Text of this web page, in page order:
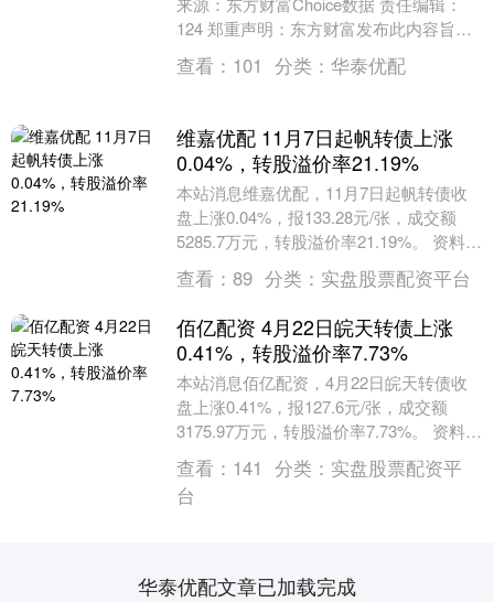
124 郑重声明：东方财富发布此内容旨在
传播更多信息，与本站立场无关，....
查看： 101 分类： 华泰优配
维嘉优配 11月7日起帆转债上涨
0.04%，转股溢价率21.19%
本站消息维嘉优配，11月7日起帆转债收
盘上涨0.04%，报133.28元/张，成交额
5285.7万元，转股溢价率21.19%。 资料显
示，起帆转债信用级别为“A....
查看： 89 分类： 实盘股票配资平台
佰亿配资 4月22日皖天转债上涨
0.41%，转股溢价率7.73%
本站消息佰亿配资，4月22日皖天转债收
盘上涨0.41%，报127.6元/张，成交额
3175.97万元，转股溢价率7.73%。 资料显
示，皖天转债信用级别为“AA....
查看： 141 分类： 实盘股票配资平
台
华泰优配文章已加载完成